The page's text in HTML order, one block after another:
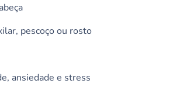
pescoço ou rosto
ansiedade e stress